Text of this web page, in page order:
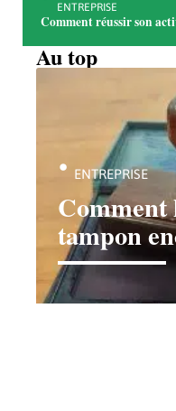
ENTREPRISE
Comment réussir son
Au top
tampon
ENTREPRISE